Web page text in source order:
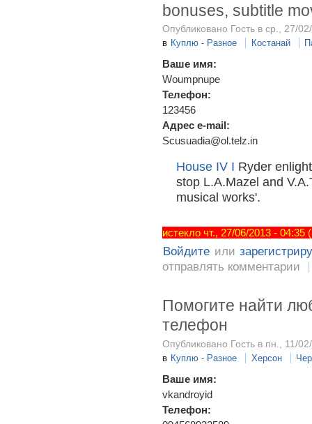
bonuses, subtitle
Опубликовано Гость в ср., 27/
в Куплю - Разное Костанай
Ваше имя:
Woumpnupe
Телефон:
123456
Адрес e-mail:
Scusuadia@ol.telz.in
House IV I Ryder
stop L.A.Mazel and
musical works'.
истекло чт., 27/06/2013 -
Войдите или
отправлять комментарии
Помогите найти
телефон
Опубликовано Гость в пн., 11/
в Куплю - Разное Херсон
Ваше имя:
vkandroyid
Телефон: